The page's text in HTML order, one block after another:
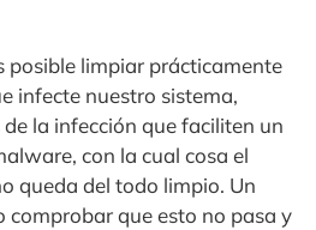
posible limpiar prácticamente
infecte nuestro sistema,
la infección que faciliten un
con la cual cosa el
queda del todo limpio. Un
comprobar que esto no pasa y